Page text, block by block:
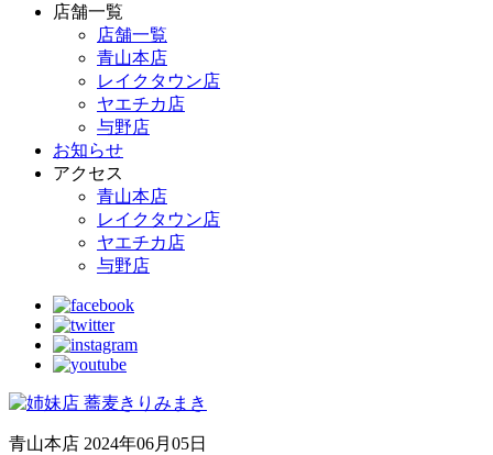
店舗一覧
店舗一覧
青山本店
レイクタウン店
ヤエチカ店
与野店
お知らせ
アクセス
青山本店
レイクタウン店
ヤエチカ店
与野店
青山本店 2024年06月05日